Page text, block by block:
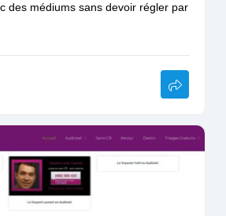
des médiums sans devoir régler par